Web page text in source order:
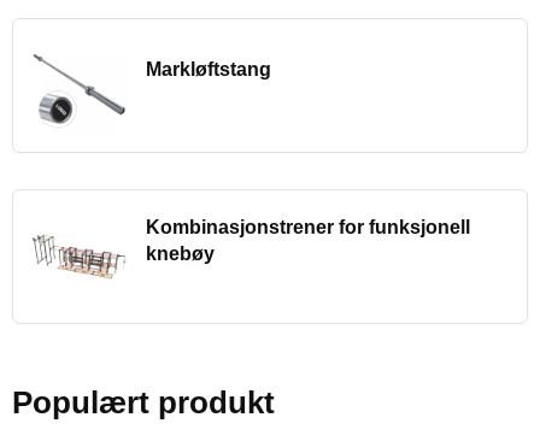
Markløftstang
Kombinasjonstrener for funksjonell
knebøy
Populært produkt